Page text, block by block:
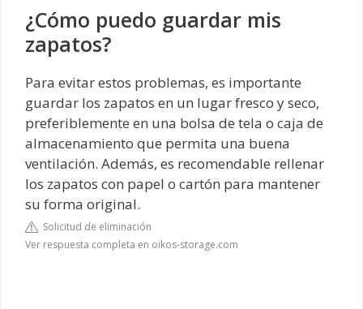
¿Cómo puedo guardar mis
zapatos?
Para evitar estos problemas, es importante
guardar los zapatos en un lugar fresco y seco,
preferiblemente en una bolsa de tela o caja de
almacenamiento que permita una buena
ventilación. Además, es recomendable rellenar
los zapatos con papel o cartón para mantener
su forma original.
Solicitud de eliminación
Ver respuesta completa en oikos-storage.com